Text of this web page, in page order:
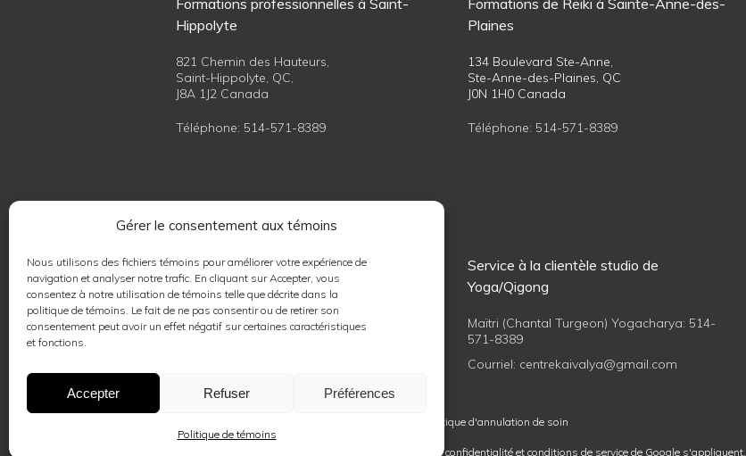
Gérer le consentement aux témoins
Nous utilisons des fichiers témoins pour améliorer votre expérience de
navigation et analyser notre trafic. En cliquant sur Accepter, vous
consentez à notre utilisation de témoins telle que décrite dans la
politique de témoins. Le fait de ne pas consentir ou de retirer son
consentement peut avoir un effet négatif sur certaines caractéristiques
et fonctions.
Accepter Refuser Préférences
Politique de témoins
Formations professionnelles à Saint-
Hippolyte
821 Chemin des Hauteurs,
Saint-Hippolyte, QC,
J8A 1J2 Canada
Téléphone: 514-571-8389
Formations de Reiki à Sainte-Anne-des-
Plaines
134 Boulevard Ste-Anne,
Ste-Anne-des-Plaines, QC
J0N 1H0 Canada
Téléphone: 514-571-8389
Contacter nos professionnels
Coordonnatrice cours de Yoga/Qigong
(site, réseaux sociaux, professeurs)
Rédactrice Journal Kaivalya
Service à la clientèle studio de
Yoga/Qigong
Maïtri (Chantal Turgeon) Yogacharya: 514-
571-8389
Courriel: centrekaivalya@gmail.com
politique d'annulation de soin
politiques de confidentialité et conditions de service de Google s'appliquent.